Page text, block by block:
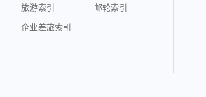
旅游索引
邮轮索引
企业差旅索引